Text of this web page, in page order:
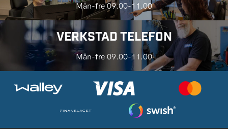
Mån-fre 09.00-11.00
VERKSTAD TELEFON
Mån-fre 09.00-11.00